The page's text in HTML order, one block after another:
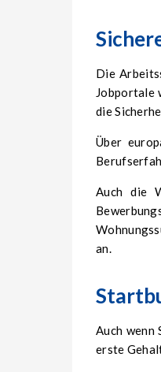
Die
Jobportale
die
Über
Auch die
an.
Auch wenn
erste